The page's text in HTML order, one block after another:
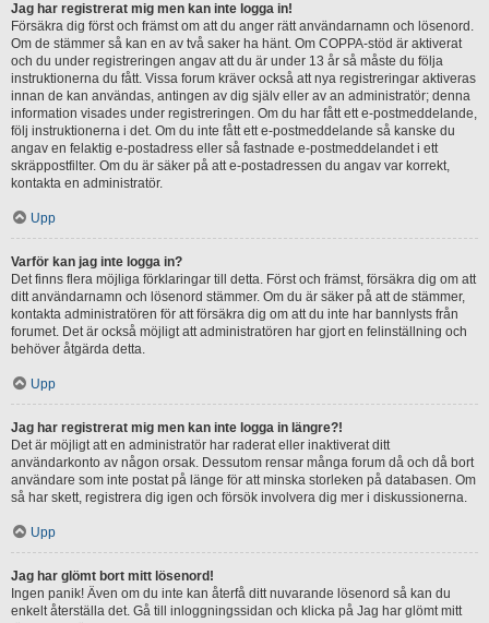
Jag har registrerat mig men kan inte logga in!
Försäkra dig först och främst om att du anger rätt användarnamn och lösenord.
Om de stämmer så kan en av två saker ha hänt. Om COPPA-stöd är aktiverat
och du under registreringen angav att du är under 13 år så måste du följa
instruktionerna du fått. Vissa forum kräver också att nya registreringar aktiveras
innan de kan användas, antingen av dig själv eller av an administratör; denna
information visades under registreringen. Om du har fått ett e-postmeddelande,
följ instruktionerna i det. Om du inte fått ett e-postmeddelande så kanske du
angav en felaktig e-postadress eller så fastnade e-postmeddelandet i ett
skräppostfilter. Om du är säker på att e-postadressen du angav var korrekt,
kontakta en administratör.
Upp
Varför kan jag inte logga in?
Det finns flera möjliga förklaringar till detta. Först och främst, försäkra dig om att
ditt användarnamn och lösenord stämmer. Om du är säker på att de stämmer,
kontakta administratören för att försäkra dig om att du inte har bannlysts från
forumet. Det är också möjligt att administratören har gjort en felinställning och
behöver åtgärda detta.
Upp
Jag har registrerat mig men kan inte logga in längre?!
Det är möjligt att en administratör har raderat eller inaktiverat ditt
användarkonto av någon orsak. Dessutom rensar många forum då och då bort
användare som inte postat på länge för att minska storleken på databasen. Om
så har skett, registrera dig igen och försök involvera dig mer i diskussionerna.
Upp
Jag har glömt bort mitt lösenord!
Ingen panik! Även om du inte kan återfå ditt nuvarande lösenord så kan du
enkelt återställa det. Gå till inloggningssidan och klicka på Jag har glömt mitt